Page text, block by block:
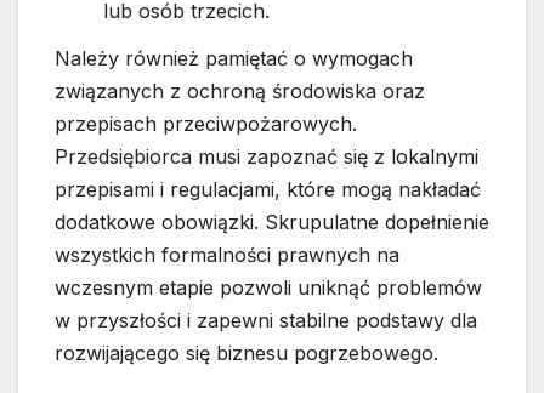
lub osób trzecich.
Należy również pamiętać o wymogach
związanych z ochroną środowiska oraz
przepisach przeciwpożarowych.
Przedsiębiorca musi zapoznać się z lokalnymi
przepisami i regulacjami, które mogą nakładać
dodatkowe obowiązki. Skrupulatne dopełnienie
wszystkich formalności prawnych na
wczesnym etapie pozwoli uniknąć problemów
w przyszłości i zapewni stabilne podstawy dla
rozwijającego się biznesu pogrzebowego.